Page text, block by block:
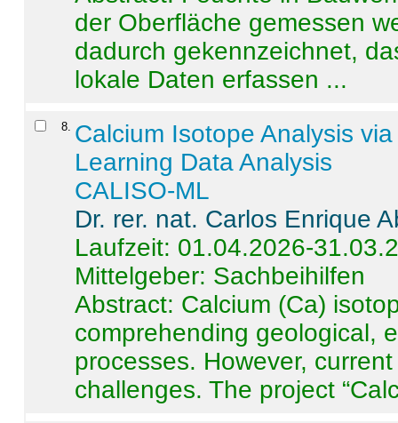
der Oberfläche gemessen
dadurch gekennzeichnet,
lokale Daten erfassen ...
8 Calcium Isotope Analysis
Learning Data Analysis
CALISO-ML
Dr. rer. nat. Carlos Enrique
Laufzeit: 01.04.2026-
Mittelgeber: Sachbeihilfen
Abstract: Calcium (Ca)
comprehending geological,
processes. However,
challenges. The project